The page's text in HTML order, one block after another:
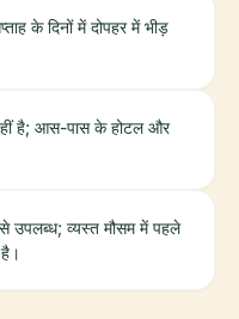
के दिनों में दोपहर में भीड़
है; आस-पास के होटल और
उपलब्ध; व्यस्त मौसम में पहले